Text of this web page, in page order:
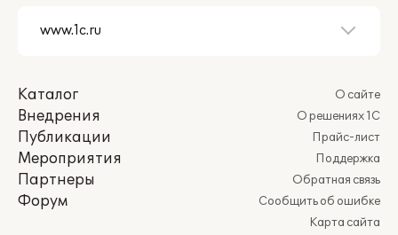
Каталог
Внедрения
Публикации
Мероприятия
Партнеры
Форум
О сайте
О решениях 1С
Прайс-лист
Поддержка
Обратная связь
Сообщить об ошибке
Карта сайта